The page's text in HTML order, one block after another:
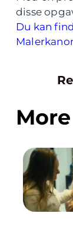
disse
Du kan